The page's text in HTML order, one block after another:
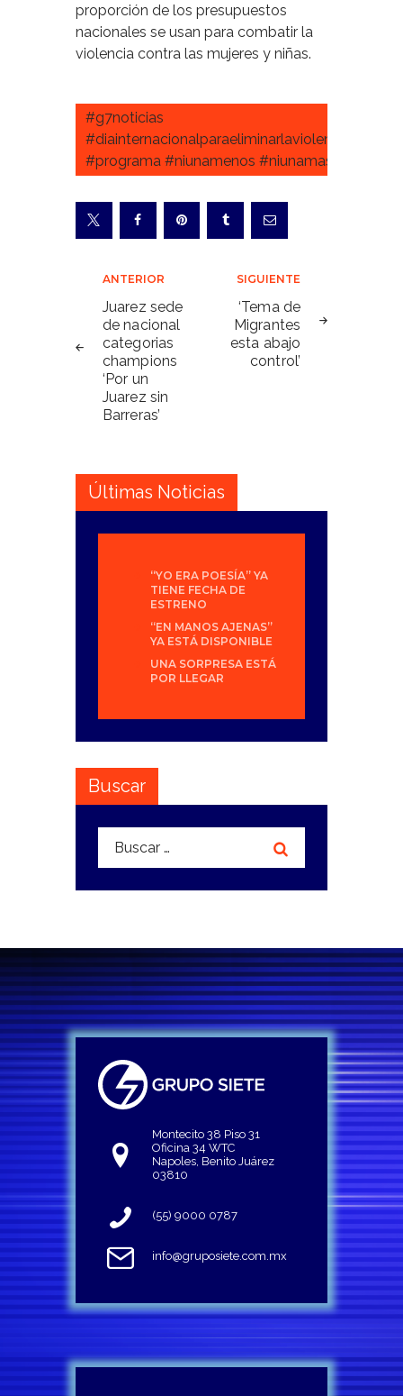
proporción de los presupuestos
nacionales se usan para combatir la
violencia contra las mujeres y niñas.
#g7noticias
#programa #niunamenos #niunamas
Navegación
de
entradas
ANTERIOR
Juarez sede
de nacional
categorias
champions
‘Por un
Juarez sin
Barreras’
SIGUIENTE
‘Tema de
Migrantes
esta abajo
control’
Últimas Noticias
“YO ERA POESÍA” YA
TIENE FECHA DE
ESTRENO
“EN MANOS AJENAS”
YA ESTÁ DISPONIBLE
UNA SORPRESA ESTÁ
POR LLEGAR
Buscar
Buscar:
Montecito 38 Piso 31
Oficina 34 WTC
Napoles, Benito Juárez
03810
(55) 9000 0787
info@gruposiete.com.mx